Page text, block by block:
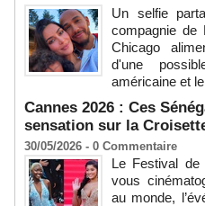
Un selfie
compagnie de
Chicago
d'une
américaine et
Cannes 2026 : Ces
sensation sur la
30/05/2026 - 0 Commentaire
Le Festival de
vous
au monde,